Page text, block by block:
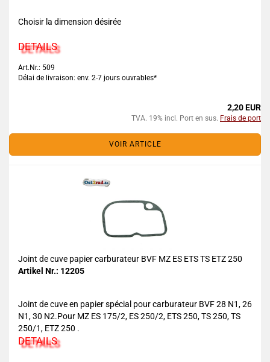
Choisir la dimension désirée
DETAILS
Art.Nr.: 509
Délai de livraison: env. 2-7 jours ouvrables*
2,20 EUR
TVA. 19% incl. Port en sus. Frais de port
VOIR ARTICLE
Joint de cuve papier carburateur BVF MZ ES ETS TS ETZ 250
Artikel Nr.: 12205
Joint de cuve en papier spécial pour carburateur BVF 28 N1, 26
N1, 30 N2.Pour MZ ES 175/2, ES 250/2, ETS 250, TS 250, TS
250/1, ETZ 250 .
DETAILS